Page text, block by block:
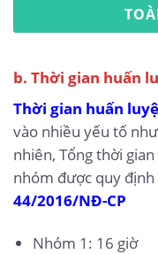
b. Thời gian huấn
Thời gian huấn
vào nhiều yếu tố
nhiên, Tổng thời
nhóm được quy định
44/2016/NĐ-CP
Nhóm 1: 16 giờ